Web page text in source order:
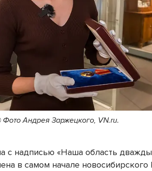
Фото Андрея Заржецкого, VN.ru.
с надписью «Наша область дважды
в самом начале новосибирского